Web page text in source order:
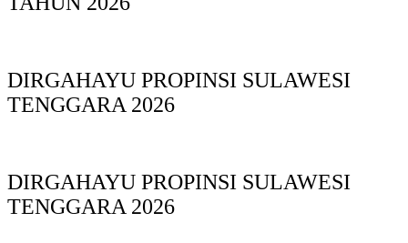
DIRGAHAYU PROPINSI SULAWESI
TENGGARA 2026
DIRGAHAYU PROPINSI SULAWESI
TENGGARA 2026